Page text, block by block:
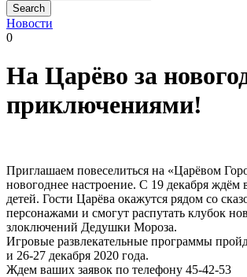
Новости
0
На Царёво за
приключениями!
Приглашаем повеселиться на «Царёвом
новогоднее настроение. С 19 декабря ждём
детей. Гости Царёва окажутся рядом со
персонажами и смогут распутать клубок
злоключений Дедушки Мороза.
Игровые развлекательные программы
и 26-27 декабря 2020 года.
Ждем ваших заявок по телефону 45-42-53